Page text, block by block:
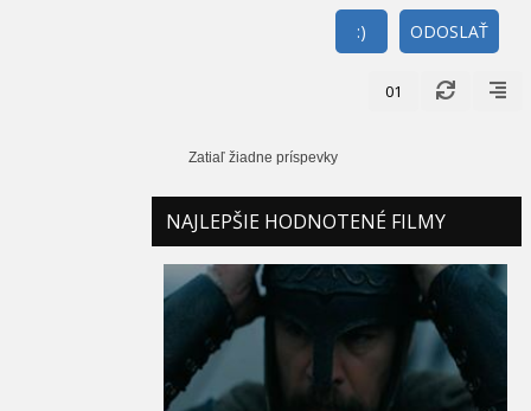
ODOSLAŤ
:)
01
Zatiaľ žiadne príspevky
NAJLEPŠIE HODNOTENÉ FILMY